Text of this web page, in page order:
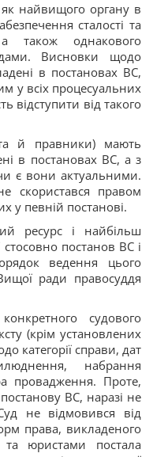
найвищого органу в
сталості та
також однакового
Висновки щодо
в постановах ВС,
у всіх процесуальних
відступити від такого
й правники) мають
в постановах ВС, а з
є вони актуальними.
правом
у певній постанові.
ресурс і найбільш
постанов ВС і
ведення цього
ради правосуддя
судового
(крім установлених
категорії справи, дат
набрання
провадження. Проте,
ВС, наразі не
не відмовився від
права, викладеного
юристами постала